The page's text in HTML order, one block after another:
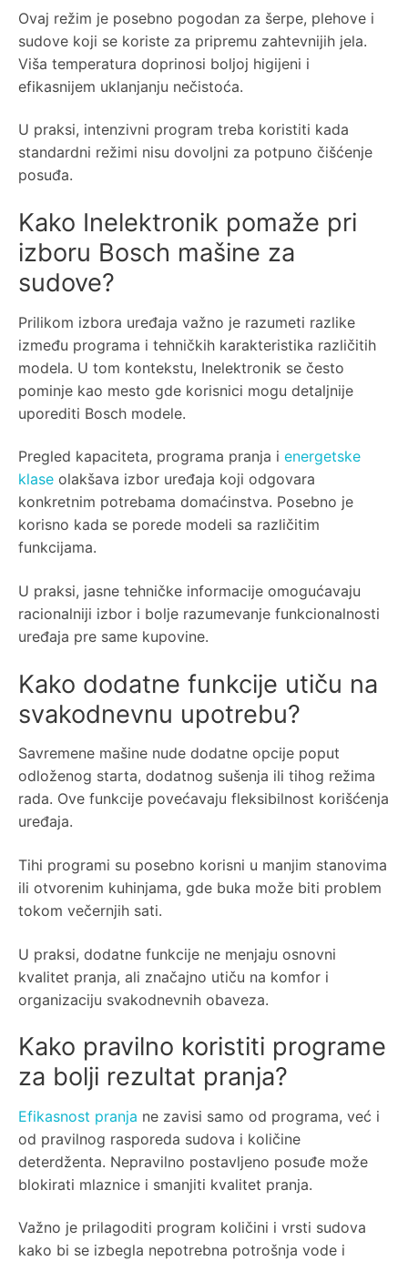
Ovaj režim je posebno pogodan za šerpe, plehove i
sudove koji se koriste za pripremu zahtevnijih jela.
Viša temperatura doprinosi boljoj higijeni i
efikasnijem uklanjanju nečistoća.
U praksi, intenzivni program treba koristiti kada
standardni režimi nisu dovoljni za potpuno čišćenje
posuđa.
Kako Inelektronik pomaže pri
izboru Bosch mašine za
sudove?
Prilikom izbora uređaja važno je razumeti razlike
između programa i tehničkih karakteristika različitih
modela. U tom kontekstu, Inelektronik se često
pominje kao mesto gde korisnici mogu detaljnije
uporediti Bosch modele.
Pregled kapaciteta, programa pranja i energetske
klase olakšava izbor uređaja koji odgovara
konkretnim potrebama domaćinstva. Posebno je
korisno kada se porede modeli sa različitim
funkcijama.
U praksi, jasne tehničke informacije omogućavaju
racionalniji izbor i bolje razumevanje funkcionalnosti
uređaja pre same kupovine.
Kako dodatne funkcije utiču na
svakodnevnu upotrebu?
Savremene mašine nude dodatne opcije poput
odloženog starta, dodatnog sušenja ili tihog režima
rada. Ove funkcije povećavaju fleksibilnost korišćenja
uređaja.
Tihi programi su posebno korisni u manjim stanovima
ili otvorenim kuhinjama, gde buka može biti problem
tokom večernjih sati.
U praksi, dodatne funkcije ne menjaju osnovni
kvalitet pranja, ali značajno utiču na komfor i
organizaciju svakodnevnih obaveza.
Kako pravilno koristiti programe
za bolji rezultat pranja?
Efikasnost pranja ne zavisi samo od programa, već i
od pravilnog rasporeda sudova i količine
deterdženta. Nepravilno postavljeno posuđe može
blokirati mlaznice i smanjiti kvalitet pranja.
Važno je prilagoditi program količini i vrsti sudova
kako bi se izbegla nepotrebna potrošnja vode i